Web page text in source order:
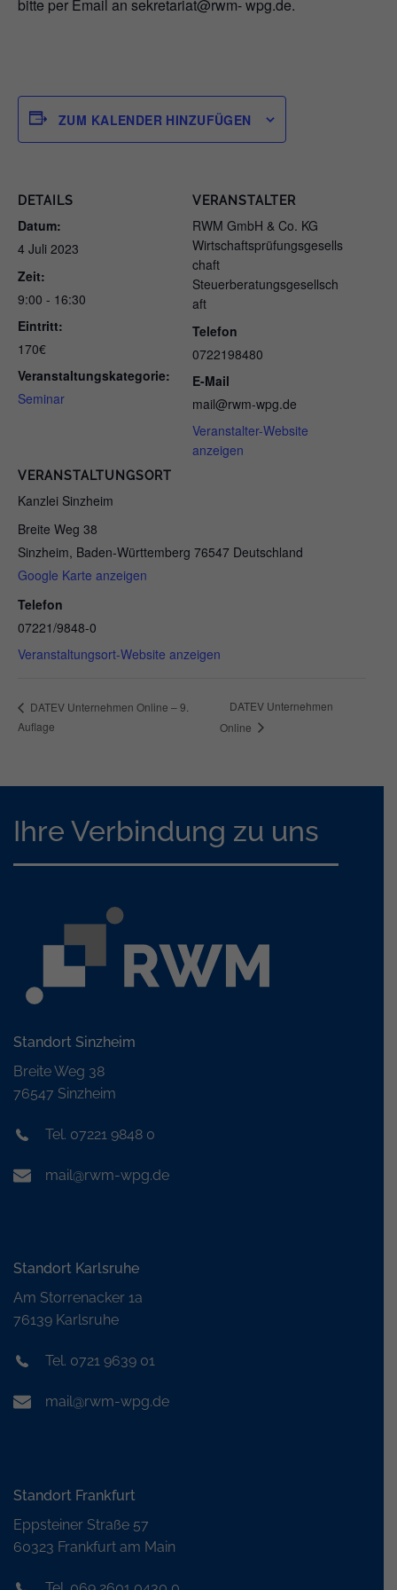
bitte per Email an sekretariat@rwm- wpg.de.
ZUM KALENDER HINZUFÜGEN
DETAILS
Datum:
4 Juli 2023
Zeit:
9:00 - 16:30
Eintritt:
170€
Veranstaltungskategorie:
Seminar
VERANSTALTUNGSORT
Kanzlei Sinzheim
Breite Weg 38
Sinzheim, Baden-Württemberg 76547 Deutschland
Google Karte anzeigen
Telefon
07221/9848-0
Veranstaltungsort-Website anzeigen
VERANSTALTER
RWM GmbH & Co. KG
Wirtschaftsprüfungsgesells
chaft
Steuerberatungsgesellsch
aft
Telefon
0722198480
E-Mail
mail@rwm-wpg.de
Veranstalter-Website
anzeigen
DATEV Unternehmen Online – 9.
Auflage
DATEV Unternehmen
Online
Ihre Verbindung zu uns
Standort Sinzheim
Breite Weg 38
76547 Sinzheim
Tel. 07221 9848 0
mail@rwm-wpg.de
Standort Karlsruhe
Am Storrenacker 1a
76139 Karlsruhe
Tel. 0721 9639 01
mail@rwm-wpg.de
Standort Frankfurt
Eppsteiner Straße 57
60323 Frankfurt am Main